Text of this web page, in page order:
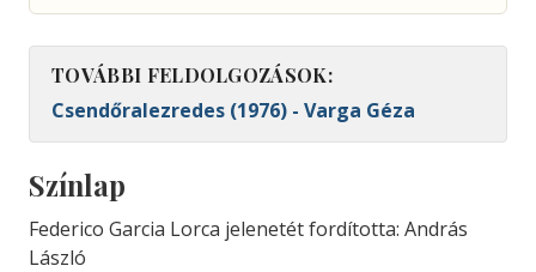
TOVÁBBI FELDOLGOZÁSOK:
Csendőralezredes (1976) - Varga Géza
Színlap
Federico Garcia Lorca jelenetét fordította: András
László